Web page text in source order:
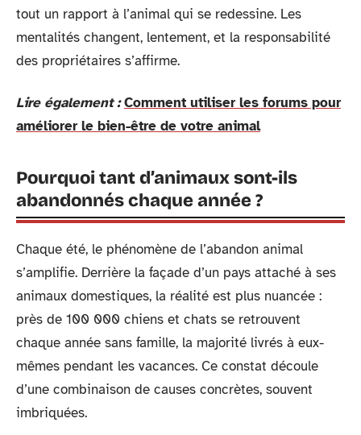
tout un rapport à l’animal qui se redessine. Les
mentalités changent, lentement, et la responsabilité
des propriétaires s’affirme.
Lire également : Comment utiliser les forums pour
améliorer le bien-être de votre animal
Pourquoi tant d’animaux sont-ils
abandonnés chaque année ?
Chaque été, le phénomène de l’abandon animal
s’amplifie. Derrière la façade d’un pays attaché à ses
animaux domestiques, la réalité est plus nuancée :
près de 100 000 chiens et chats se retrouvent
chaque année sans famille, la majorité livrés à eux-
mêmes pendant les vacances. Ce constat découle
d’une combinaison de causes concrètes, souvent
imbriquées.